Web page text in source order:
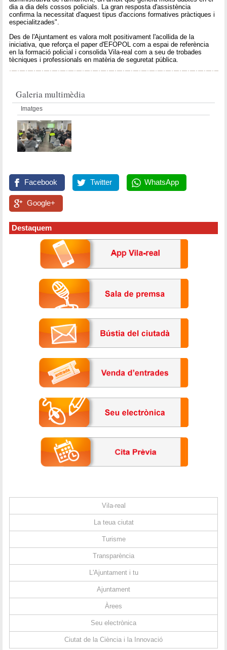
dia a dia dels cossos policials. La gran resposta d'assistència
confirma la necessitat d'aquest tipus d'accions formatives pràctiques i
especialitzades".
Des de l'Ajuntament es valora molt positivament l'acollida de la
iniciativa, que reforça el paper d'EFOPOL com a espai de referència
en la formació policial i consolida Vila-real com a seu de trobades
tècniques i professionals en matèria de seguretat pública.
Galeria multimèdia
Imatges
Facebook Twitter WhatsApp
Google+
Destaquem
Vila-real
La teua ciutat
Turisme
Transparència
L'Ajuntament i tu
Ajuntament
Àrees
Seu electrònica
Ciutat de la Ciència i la Innovació